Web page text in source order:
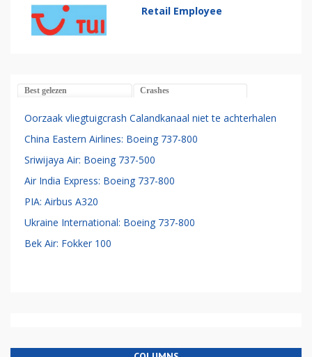
Retail Employee
Best gelezen Crashes
Oorzaak vliegtuigcrash Calandkanaal niet te achterhalen
China Eastern Airlines: Boeing 737-800
Sriwijaya Air: Boeing 737-500
Air India Express: Boeing 737-800
PIA: Airbus A320
Ukraine International: Boeing 737-800
Bek Air: Fokker 100